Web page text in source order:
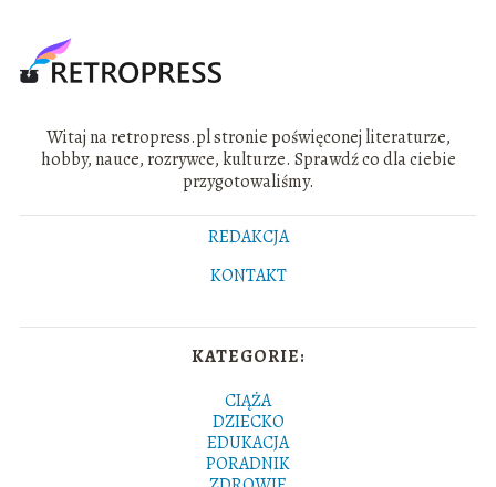
Witaj na retropress.pl stronie poświęconej literaturze,
hobby, nauce, rozrywce, kulturze. Sprawdź co dla ciebie
przygotowaliśmy.
REDAKCJA
KONTAKT
KATEGORIE:
CIĄŻA
DZIECKO
EDUKACJA
PORADNIK